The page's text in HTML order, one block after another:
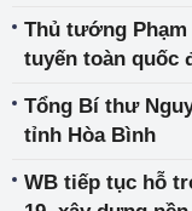
Thủ tướng
tuyến toàn quốc
Tổng Bí thư
tỉnh Hòa Bình
WB tiếp tục hỗ